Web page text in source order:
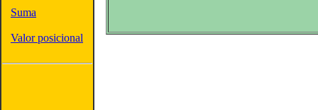
Suma
Valor posicional